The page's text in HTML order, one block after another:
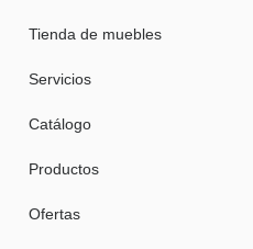
Tienda de muebles
Servicios
Catálogo
Productos
Ofertas